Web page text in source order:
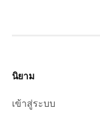
นิยาม
เข้าสู่ระบบ